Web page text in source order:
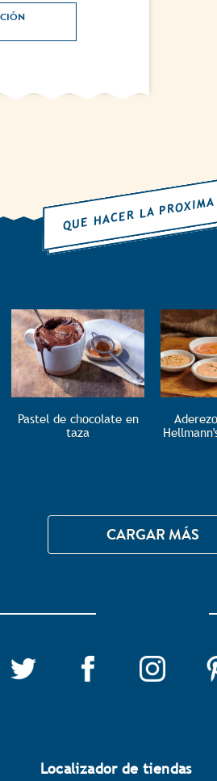
QUE HACER LA
Pastel de chocolate en
taza
CARGAR MÁS
Localizador de tiendas